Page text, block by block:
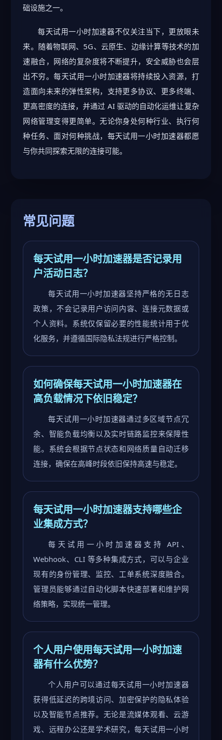
础设施之一。
每天试用一小时加速器不仅关注当下，更放眼未
来。随着物联网、5G、云原生、边缘计算等技术的加
速融合，网络的复杂度将不断提升，安全威胁也会层
出不穷。每天试用一小时加速器将持续投入资源，打
造面向未来的弹性架构，支持更多协议、更多终端、
更高密度的连接，并通过 AI 驱动的自动化运维让复杂
网络管理变得更简单。无论你身处何种行业、执行何
种任务、面对何种挑战，每天试用一小时加速器都愿
与你共同探索无限的连接可能。
常见问题
每天试用一小时加速器是否记录用
户活动日志？
每天试用一小时加速器坚持严格的无日志
政策，不会记录用户访问内容、连接元数据或
个人资料。系统仅保留必要的性能统计用于优
化服务，并遵循国际隐私法规进行严格控制。
如何确保每天试用一小时加速器在
高负载情况下依旧稳定？
每天试用一小时加速器通过多区域节点冗
余、智能负载均衡以及实时链路监控来保障性
能。系统会根据节点状态和网络质量自动迁移
连接，确保在高峰时段依旧保持高速与稳定。
每天试用一小时加速器支持哪些企
业集成方式？
每天试用一小时加速器支持 API、
Webhook、CLI 等多种集成方式，可以与企业
现有的身份管理、监控、工单系统深度融合。
管理员能够通过自动化脚本快速部署和维护网
络策略，实现统一管理。
个人用户使用每天试用一小时加速
器有什么优势？
个人用户可以通过每天试用一小时加速器
获得低延迟的跨境访问、加密保护的隐私体验
以及智能节点推荐。无论是流媒体观看、云游
戏、远程办公还是学术研究，每天试用一小时